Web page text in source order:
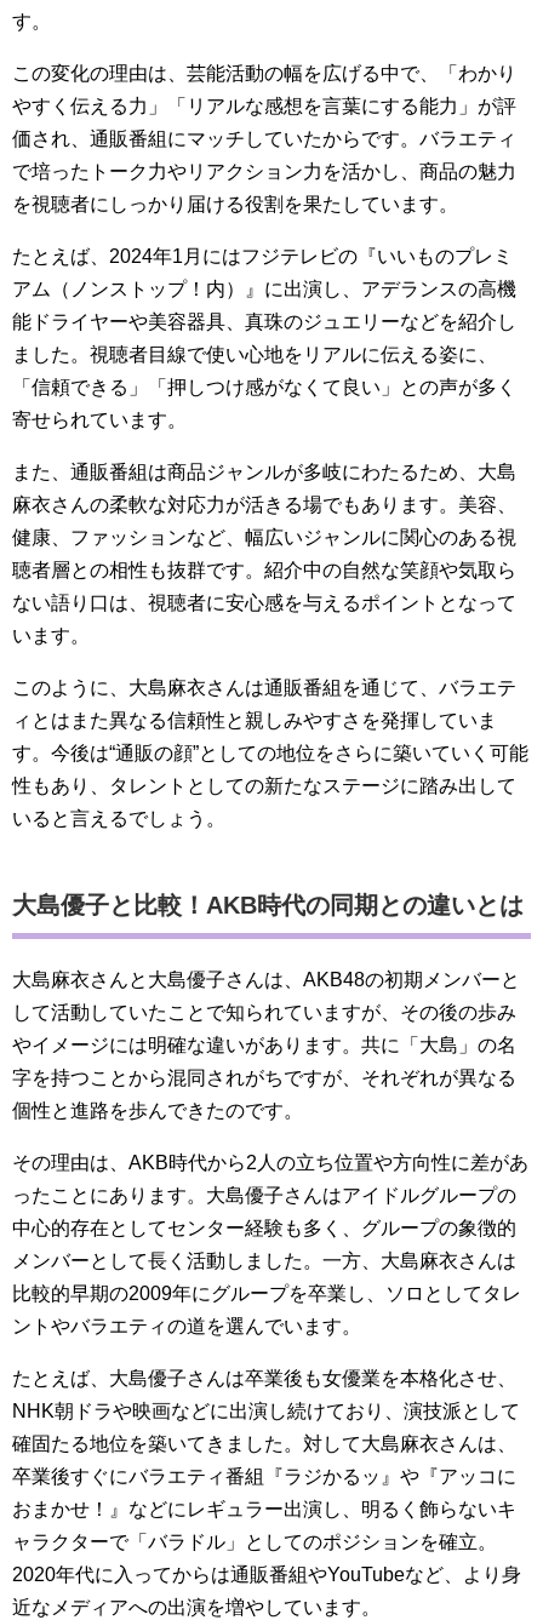
す。
この変化の理由は、芸能活動の幅を広げる中で、「わかり
やすく伝える力」「リアルな感想を言葉にする能力」が評
価され、通販番組にマッチしていたからです。バラエティ
で培ったトーク力やリアクション力を活かし、商品の魅力
を視聴者にしっかり届ける役割を果たしています。
たとえば、2024年1月にはフジテレビの『いいものプレミ
アム（ノンストップ！内）』に出演し、アデランスの高機
能ドライヤーや美容器具、真珠のジュエリーなどを紹介し
ました。視聴者目線で使い心地をリアルに伝える姿に、
「信頼できる」「押しつけ感がなくて良い」との声が多く
寄せられています。
また、通販番組は商品ジャンルが多岐にわたるため、大島
麻衣さんの柔軟な対応力が活きる場でもあります。美容、
健康、ファッションなど、幅広いジャンルに関心のある視
聴者層との相性も抜群です。紹介中の自然な笑顔や気取ら
ない語り口は、視聴者に安心感を与えるポイントとなって
います。
このように、大島麻衣さんは通販番組を通じて、バラエテ
ィとはまた異なる信頼性と親しみやすさを発揮していま
す。今後は“通販の顔”としての地位をさらに築いていく可能
性もあり、タレントとしての新たなステージに踏み出して
いると言えるでしょう。
大島優子と比較！AKB時代の同期との違いとは
大島麻衣さんと大島優子さんは、AKB48の初期メンバーと
して活動していたことで知られていますが、その後の歩み
やイメージには明確な違いがあります。共に「大島」の名
字を持つことから混同されがちですが、それぞれが異なる
個性と進路を歩んできたのです。
その理由は、AKB時代から2人の立ち位置や方向性に差があ
ったことにあります。大島優子さんはアイドルグループの
中心的存在としてセンター経験も多く、グループの象徴的
メンバーとして長く活動しました。一方、大島麻衣さんは
比較的早期の2009年にグループを卒業し、ソロとしてタレ
ントやバラエティの道を選んでいます。
たとえば、大島優子さんは卒業後も女優業を本格化させ、
NHK朝ドラや映画などに出演し続けており、演技派として
確固たる地位を築いてきました。対して大島麻衣さんは、
卒業後すぐにバラエティ番組『ラジかるッ』や『アッコに
おまかせ！』などにレギュラー出演し、明るく飾らないキ
ャラクターで「バラドル」としてのポジションを確立。
2020年代に入ってからは通販番組やYouTubeなど、より身
近なメディアへの出演を増やしています。